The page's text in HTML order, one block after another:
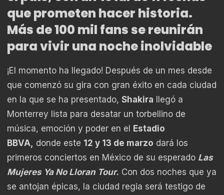
que prometen hacer historia.
Más de 100 mil fans se reunirán
para vivir una noche inolvidable
¡El momento ha llegado! Después de un mes desde
que comenzó su gira con gran éxito en cada ciudad
en la que se ha presentado, Shakira llegó a
Monterrey lista para desatar un torbellino de
música, emoción y poder en el
Estadio
BBVA, donde este 12 y 13 de marzo dará los
primeros conciertos en México de su esperado Las
Mujeres Ya No Lloran Tour. Con dos noches que ya
se antojan épicas, la ciudad regia será testigo de